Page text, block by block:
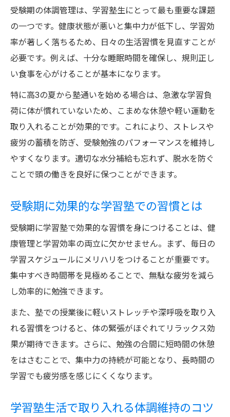
受験期の体調管理は、学習塾生にとって最も重要な課題
の一つです。健康状態が悪いと集中力が低下し、学習効
率が著しく落ちるため、日々の生活習慣を見直すことが
必要です。例えば、十分な睡眠時間を確保し、規則正し
い食事を心がけることが基本になります。
特に高3の夏から塾通いを始める場合は、急激な学習負
荷に体が慣れていないため、こまめな休憩や軽い運動を
取り入れることが効果的です。これにより、ストレスや
疲労の蓄積を防ぎ、受験勉強のパフォーマンスを維持し
やすくなります。適切な水分補給も忘れず、脱水を防ぐ
ことで頭の働きを良好に保つことができます。
受験期に効果的な学習塾での習慣とは
受験期に学習塾で効果的な習慣を身につけることは、健
康管理と学習効率の両立に欠かせません。まず、毎日の
学習スケジュールにメリハリをつけることが重要です。
集中すべき時間帯を見極めることで、無駄な疲労を減ら
し効率的に勉強できます。
また、塾での授業後に軽いストレッチや深呼吸を取り入
れる習慣をつけると、体の緊張がほぐれてリラックス効
果が期待できます。さらに、勉強の合間に短時間の休憩
をはさむことで、集中力の持続が可能となり、長時間の
学習でも疲労感を感じにくくなります。
学習塾生活で取り入れる体調維持のコツ